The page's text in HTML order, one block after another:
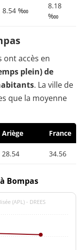
8.54 ‱
8.18
‱
ont accès en
plein) de
. La ville de
que la moyenne
Ariège France
28.54 34.56
Bompas
(APL) - DREES